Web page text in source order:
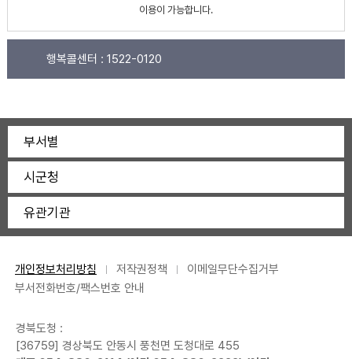
이용이 가능합니다.
행복콜센터 : 1522-0120
부서별
시군청
유관기관
개인정보처리방침 저작권정책
이메일무단수집거부
부서전화번호/팩스번호 안내
경북도청 :
[36759] 경상북도 안동시 풍천면 도청대로 455